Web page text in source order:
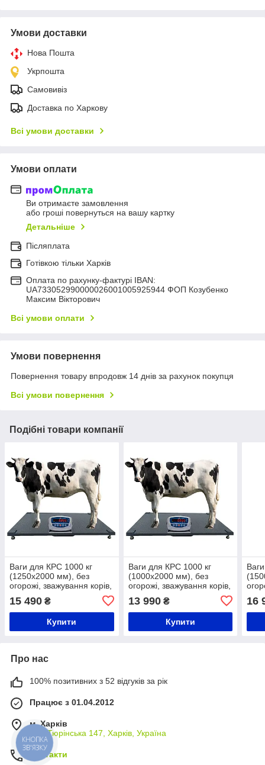
Умови доставки
Нова Пошта
Укрпошта
Самовивіз
Доставка по Харкову
Всі умови доставки
Умови оплати
Ви отримаєте замовлення
або гроші повернуться на вашу картку
Детальніше
Післяплата
Готівкою тільки Харків
Оплата по рахунку-фактурі IBAN:
UA733052990000026001005925944 ФОП Козубенко
Максим Вікторович
Всі умови оплати
Умови повернення
Повернення товару впродовж 14 днів за рахунок покупця
Всі умови повернення
Подібні товари компанії
Ваги для КРС 1000 кг
(1250x2000 мм), без
огорожі, зважування корів,
15 490 ₴
Купити
Ваги для КРС 1000 кг
(1000x2000 мм), без
огорожі, зважування корів,
13 990₴
Купити
16
Про нас
100% позитивних з 52 відгуків за рік
Працює з 01.04.2012
м. Харків
вул. Тюрінська 147, Харків, Україна
Контакти
КНОПКА
ЗВ'ЯЗКУ